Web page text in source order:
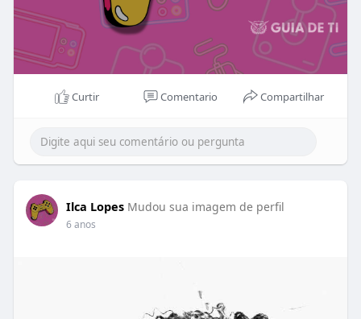
Curtir Comentario Compartilhar
Ilca Lopes Mudou sua imagem de perfil
6 anos